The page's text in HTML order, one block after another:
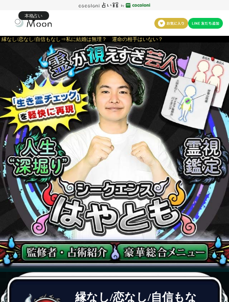
本格占い
縁なし/恋なし/自信もなし⇒私に結婚は無理？ 運命の相手はいない？
縁なし/恋なし/自信もな